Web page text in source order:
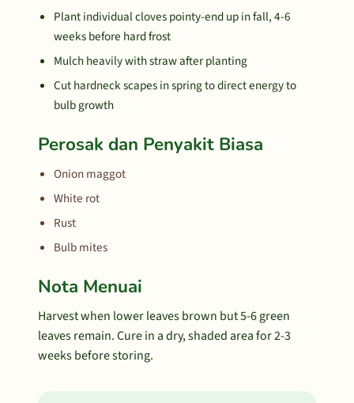
Plant individual cloves pointy-end up in fall, 4-6
weeks before hard frost
Mulch heavily with straw after planting
Cut hardneck scapes in spring to direct energy to
bulb growth
Perosak dan Penyakit Biasa
Onion maggot
White rot
Rust
Bulb mites
Nota Menuai
Harvest when lower leaves brown but 5-6 green
leaves remain. Cure in a dry, shaded area for 2-3
weeks before storing.